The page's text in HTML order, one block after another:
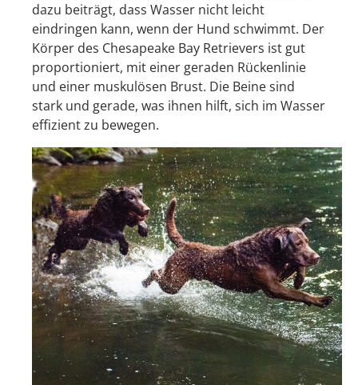
dazu beiträgt, dass Wasser nicht leicht
eindringen kann, wenn der Hund schwimmt. Der
Körper des Chesapeake Bay Retrievers ist gut
proportioniert, mit einer geraden Rückenlinie
und einer muskulösen Brust. Die Beine sind
stark und gerade, was ihnen hilft, sich im Wasser
effizient zu bewegen.